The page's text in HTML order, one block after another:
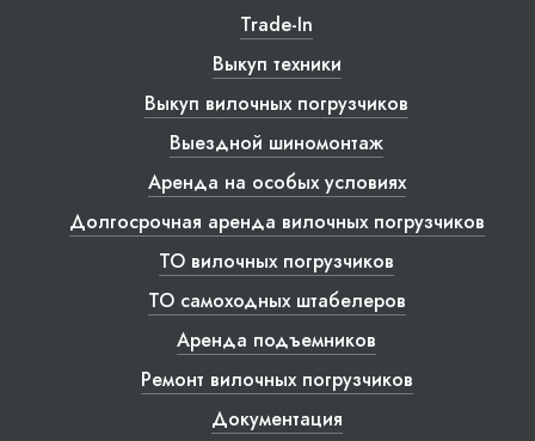
Trade-In
Выкуп техники
Выкуп вилочных погрузчиков
Выездной шиномонтаж
Аренда на особых условиях
Долгосрочная аренда вилочных погрузчиков
ТО вилочных погрузчиков
ТО самоходных штабелеров
Аренда подъемников
Ремонт вилочных погрузчиков
Документация